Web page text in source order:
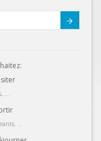
...
...